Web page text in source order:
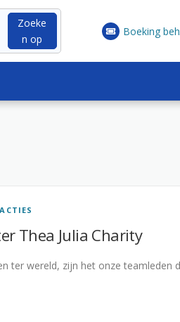
Zoeke
n op
Boeking
Thea Julia Charity
ter wereld, zijn het onze teamleden